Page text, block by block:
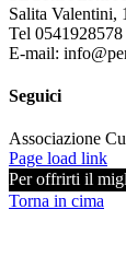
Salita Valentini,
Tel 0541928578
E-mail:
Seguici
Associazione
Page load link
Per offrirti il
Torna in cima